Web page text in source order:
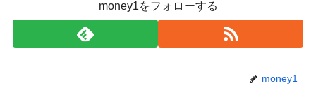
money1をフォローする
money1